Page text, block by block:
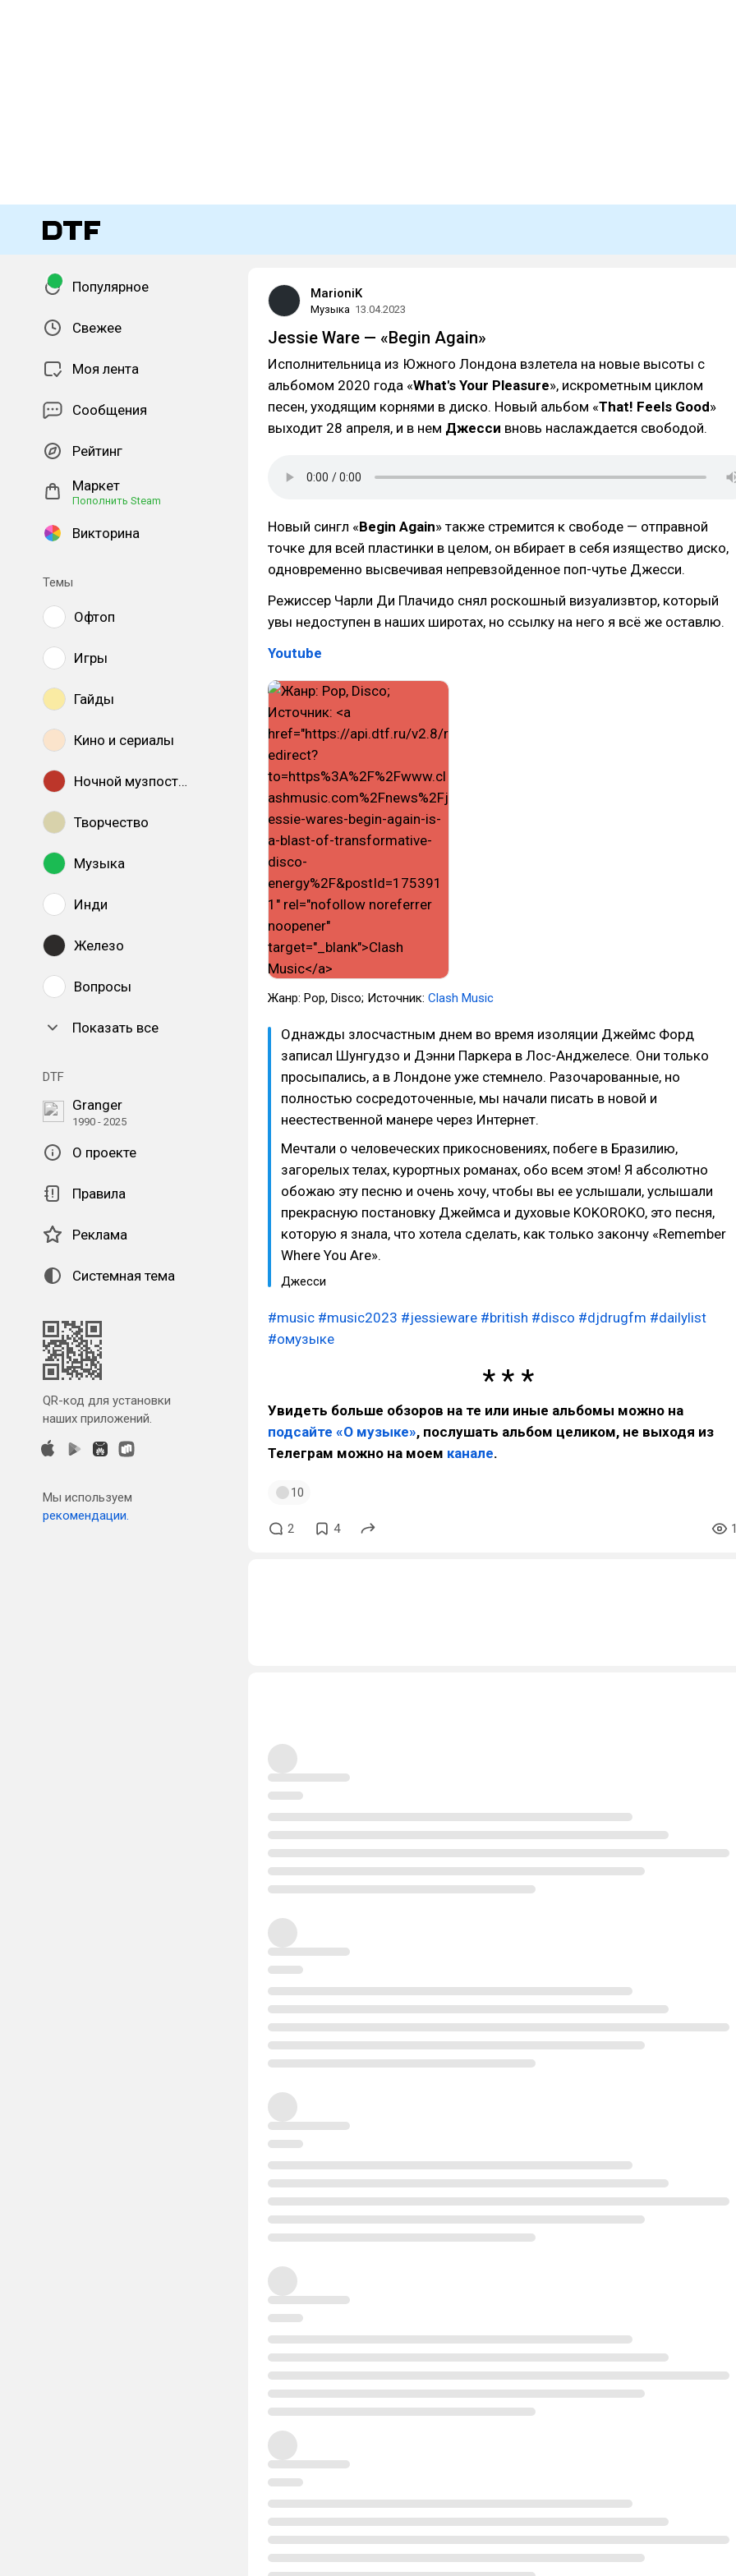
Популярное
Свежее
Моя лента
Сообщения
Рейтинг
Маркет
Пополнить Steam
Викторина
Темы
Офтоп
Игры
Гайды
Кино и сериалы
Ночной музпостинг
Творчество
Музыка
Инди
Железо
Вопросы
Показать все
DTF
Granger
1990 - 2025
О проекте
Правила
Реклама
Системная тема
QR-код для установки
наших приложений.
Мы используем
рекомендации.
MarioniK
Музыка 13.04.2023
Jessie Ware — «Begin Again»
Исполнительница из Южного Лондона взлетела на новые высоты с
альбомом 2020 года «What's Your Pleasure», искрометным циклом
песен, уходящим корнями в диско. Новый альбом «That! Feels Good»
выходит 28 апреля, и в нем Джесси вновь наслаждается свободой.
Новый сингл «Begin Again» также стремится к свободе — отправной
точке для всей пластинки в целом, он вбирает в себя изящество диско,
одновременно высвечивая непревзойденное поп-чутье Джесси.
Режиссер Чарли Ди Плачидо снял роскошный визуализвтор, который
увы недоступен в наших широтах, но ссылку на него я всё же оставлю.
Youtube
Жанр: Pop, Disco; Источник: Clash Music
Однажды злосчастным днем во время изоляции Джеймс Форд
записал Шунгудзо и Дэнни Паркера в Лос-Анджелесе. Они только
просыпались, а в Лондоне уже стемнело. Разочарованные, но
полностью сосредоточенные, мы начали писать в новой и
неестественной манере через Интернет.
Мечтали о человеческих прикосновениях, побеге в Бразилию,
загорелых телах, курортных романах, обо всем этом! Я абсолютно
обожаю эту песню и очень хочу, чтобы вы ее услышали, услышали
прекрасную постановку Джеймса и духовые KOKOROKO, это песня,
которую я знала, что хотела сделать, как только закончу «Remember
Where You Are».
Джесси
#music #music2023 #jessieware #british #disco #djdrugfm #dailylist
#омузыке
Увидеть больше обзоров на те или иные альбомы можно на
подсайте «О музыке», послушать альбом целиком, не выходя из
Телеграм можно на моем канале.
10
2 4